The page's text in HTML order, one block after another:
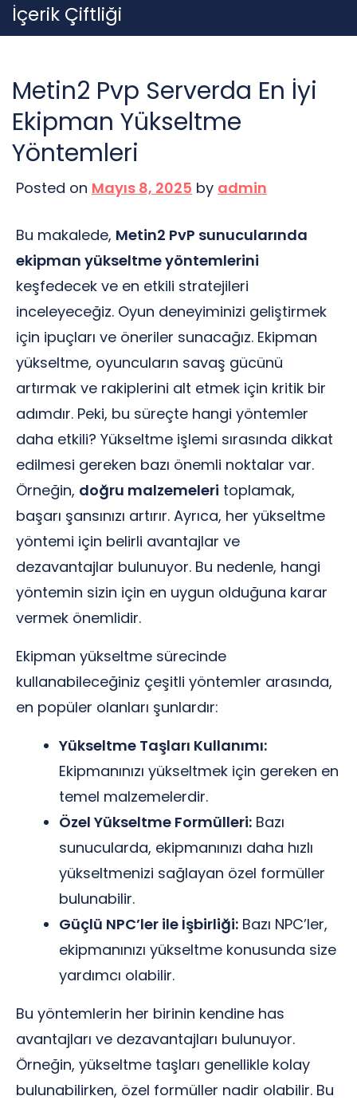
Skip
to
İçerik Çiftliği
Metin2 Pvp Serverda En İyi
Ekipman Yükseltme
Yöntemleri
Posted on Mayıs 8, 2025 by admin
Bu makalede, Metin2 PvP sunucularında
ekipman yükseltme yöntemlerini
keşfedecek ve en etkili stratejileri
inceleyeceğiz. Oyun deneyiminizi geliştirmek
için ipuçları ve öneriler sunacağız. Ekipman
yükseltme, oyuncuların savaş gücünü
artırmak ve rakiplerini alt etmek için kritik bir
adımdır. Peki, bu süreçte hangi yöntemler
daha etkili? Yükseltme işlemi sırasında dikkat
edilmesi gereken bazı önemli noktalar var.
Örneğin, doğru malzemeleri toplamak,
başarı şansınızı artırır. Ayrıca, her yükseltme
yöntemi için belirli avantajlar ve
dezavantajlar bulunuyor. Bu nedenle, hangi
yöntemin sizin için en uygun olduğuna karar
vermek önemlidir.
Ekipman yükseltme sürecinde
kullanabileceğiniz çeşitli yöntemler arasında,
en popüler olanları şunlardır:
Yükseltme Taşları Kullanımı:
Ekipmanınızı yükseltmek için gereken en
temel malzemelerdir.
Özel Yükseltme Formülleri: Bazı
sunucularda, ekipmanınızı daha hızlı
yükseltmenizi sağlayan özel formüller
bulunabilir.
Güçlü NPC’ler ile İşbirliği: Bazı NPC’ler,
ekipmanınızı yükseltme konusunda size
yardımcı olabilir.
Bu yöntemlerin her birinin kendine has
avantajları ve dezavantajları bulunuyor.
Örneğin, yükseltme taşları genellikle kolay
bulunabilirken, özel formüller nadir olabilir. Bu